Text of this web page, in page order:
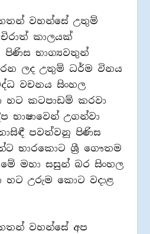
වහන්සේ උතුම්
කාලයක්
භාග්‍යවතුන්
ලද උතුම් ධර්ම විනය
වචනය සිංහල
කටපාඩම් කරවා
භාෂාවෙන් උගන්වා
පවත්වනු පිණිස
භාරකොට ශ්‍රී ගෞතම
මහා සසුන් බර සිංහල
හට උරුම කොට වදාළ
වහන්සේ අප